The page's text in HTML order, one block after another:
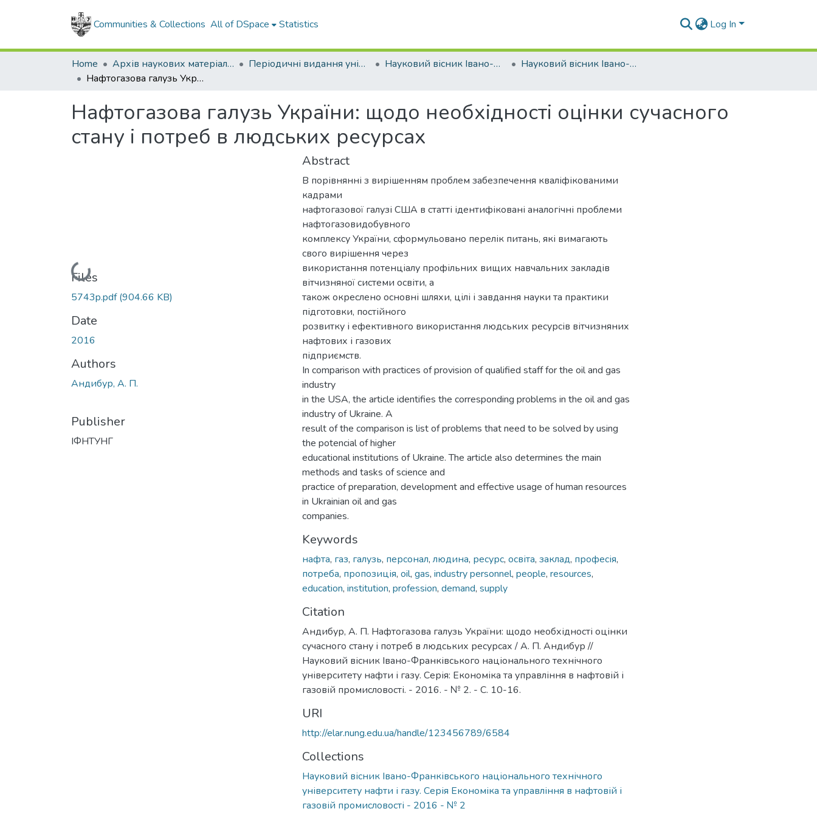
Communities & Collections All of DSpace Statistics Log In
Home Архів наукових матеріалів Періодичні видання університету Науковий вісник Івано-Франківського національного технічного університету нафти і газу. Серія: Економіка та управління в нафтовій і газовій промисловості
Науковий вісник Івано-Франківського національного технічного університету нафти і газу. Серія Економіка та управління в нафтовій і газовій промисловості - 2016 - № 2
Нафтогазова галузь України: щодо необхідності оцінки сучасного стану і потреб в людських ресурсах
Нафтогазова галузь України: щодо необхідності оцінки сучасного
стану і потреб в людських ресурсах
Loading...
Files
5743p.pdf(904.66 KB)
Date
2016
Authors
Андибур, А. П.
Publisher
ІФНТУНГ
Abstract
В порівнянні з вирішенням проблем забезпечення кваліфікованими
кадрами
нафтогазової галузі США в статті ідентифіковані аналогічні проблеми
нафтогазовидобувного
комплексу України, сформульовано перелік питань, які вимагають
свого вирішення через
використання потенціалу профільних вищих навчальних закладів
вітчизняної системи освіти, а
також окреслено основні шляхи, цілі і завдання науки та практики
підготовки, постійного
розвитку і ефективного використання людських ресурсів вітчизняних
нафтових і газових
підприємств.
In comparison with practices of provision of qualified staff for the oil and gas
industry
in the USA, the article identifies the corresponding problems in the oil and gas
industry of Ukraine. A
result of the comparison is list of problems that need to be solved by using
the potencial of higher
educational institutions of Ukraine. The article also determines the main
methods and tasks of science and
practice of preparation, development and effective usage of human resources
in Ukrainian oil and gas
companies.
Keywords
нафта, газ, галузь, персонал, людина, ресурс, освіта, заклад, професія,
потреба, пропозиція, oil, gas, industry personnel, people, resources,
education, institution, profession, demand, supply
Citation
Андибур, А. П. Нафтогазова галузь України: щодо необхідності оцінки
сучасного стану і потреб в людських ресурсах / А. П. Андибур //
Науковий вісник Івано-Франківського національного технічного
університету нафти і газу. Серія: Економіка та управління в нафтовій і
газовій промисловості. - 2016. - № 2. - С. 10-16.
URI
http://elar.nung.edu.ua/handle/123456789/6584
Collections
Науковий вісник Івано-Франківського національного технічного
університету нафти і газу. Серія Економіка та управління в нафтовій і
газовій промисловості - 2016 - № 2